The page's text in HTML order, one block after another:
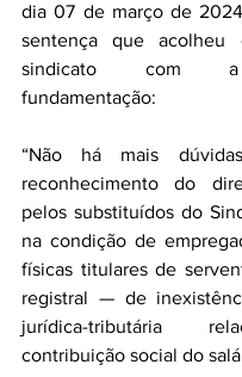
dia 07 de março de
sentença que
sindicato com a
fundamentação:
“Não há mais
reconhecimento do
pelos substituídos do
na condição de
físicas titulares de
registral — de
jurídica-tributária
contribuição social do